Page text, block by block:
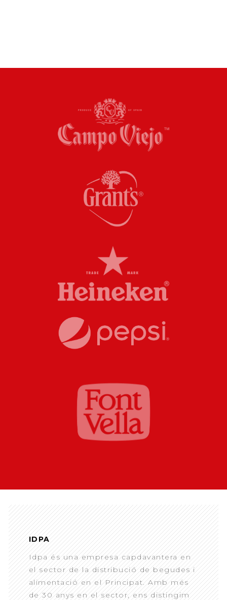
IDPA
Idpa és una empresa capdavantera en
el sector de la distribució de begudes i
alimentació en el Principat. Amb més
de 30 anys en el sector, ens distingim